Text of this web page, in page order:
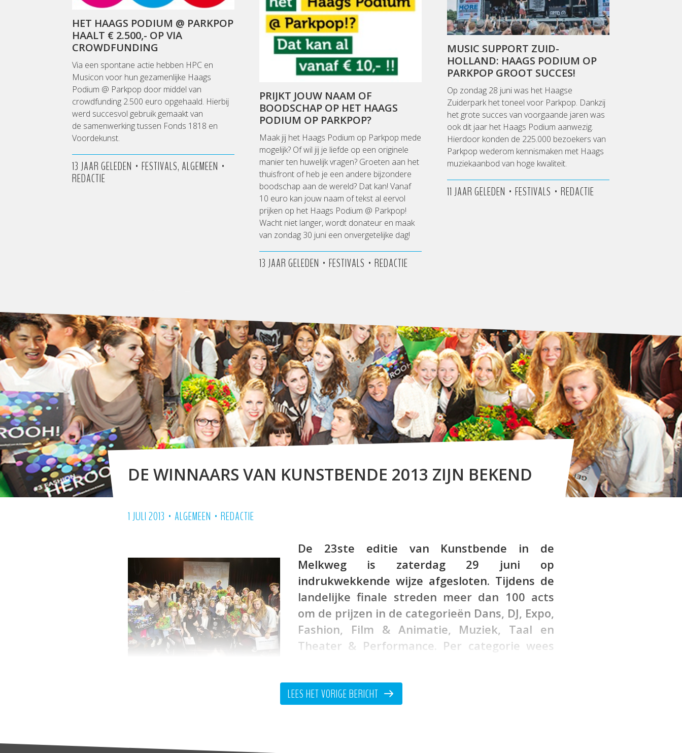
HET HAAGS PODIUM @ PARKPOP
HAALT € 2.500,- OP VIA
CROWDFUNDING
Via een spontane actie hebben HPC en
Musicon voor hun gezamenlijke Haags
Podium @ Parkpop door middel van
crowdfunding 2.500 euro opgehaald. Hierbij
werd succesvol gebruik gemaakt van
de samenwerking tussen Fonds 1818 en
Voordekunst.
13 JAAR GELEDEN • FESTIVALS, ALGEMEEN •
REDACTIE
PRIJKT JOUW NAAM OF
BOODSCHAP OP HET HAAGS
PODIUM OP PARKPOP?
Maak jij het Haags Podium op Parkpop mede
mogelijk? Of wil jij je liefde op een originele
manier ten huwelijk vragen? Groeten aan het
thuisfront of heb je een andere bijzondere
boodschap aan de wereld? Dat kan! Vanaf
10 euro kan jouw naam of tekst al eervol
prijken op het Haags Podium @ Parkpop!
Wacht niet langer, wordt donateur en maak
van zondag 30 juni een onvergetelijke dag!
13 JAAR GELEDEN • FESTIVALS • REDACTIE
MUSIC SUPPORT ZUID-
HOLLAND: HAAGS PODIUM OP
PARKPOP GROOT SUCCES!
Op zondag 28 juni was het Haagse
Zuiderpark het toneel voor Parkpop. Dankzij
het grote succes van voorgaande jaren was
ook dit jaar het Haags Podium aanwezig.
Hierdoor konden de 225.000 bezoekers van
Parkpop wederom kennismaken met Haags
muziekaanbod van hoge kwaliteit.
11 JAAR GELEDEN • FESTIVALS • REDACTIE
DE WINNAARS VAN KUNSTBENDE 2013 ZIJN BEKEND
1 JULI 2013 • ALGEMEEN • REDACTIE
De 23ste editie van Kunstbende in de
Melkweg is zaterdag 29 juni op
indrukwekkende wijze afgesloten. Tijdens de
landelijke finale streden meer dan 100 acts
om de prijzen in de categorieën Dans, DJ, Expo,
Fashion, Film & Animatie, Muziek, Taal en
Theater & Performance. Per categorie wees
De afgelopen maanden zijn tijdens regionale voorrondes uit 3779 inschrijvingen ruim 100 acts
geselecteerd. Vandaag zijn daar de volgende winnaars van de landelijke finale van
LEES HET VORIGE BERICHT